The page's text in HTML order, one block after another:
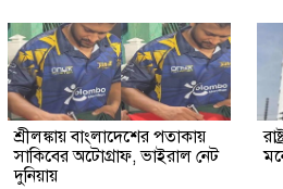
শ্রীলঙ্কায় বাংলাদেশের পতাকায়
সাকিবের অটোগ্রাফ, ভাইরাল নেট
দুনিয়ায়